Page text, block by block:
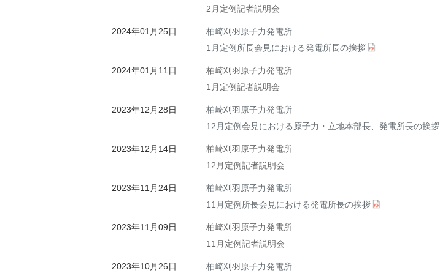
2月定例記者説明会
2024年01月25日
柏崎刈羽原子力発電所
1月定例所長会見における発電所長の挨拶
2024年01月11日
柏崎刈羽原子力発電所
1月定例記者説明会
2023年12月28日
柏崎刈羽原子力発電所
12月定例会見における原子力・立地本部長、発電所長の挨拶
2023年12月14日
柏崎刈羽原子力発電所
12月定例記者説明会
2023年11月24日
柏崎刈羽原子力発電所
11月定例所長会見における発電所長の挨拶
2023年11月09日
柏崎刈羽原子力発電所
11月定例記者説明会
2023年10月26日
柏崎刈羽原子力発電所